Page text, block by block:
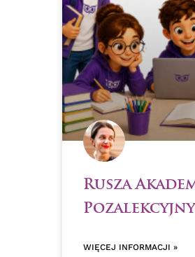
Rusza
WIĘCEJ INFORMACJI »